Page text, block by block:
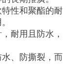
特性和聚酯的耐
耐用且防水，
水、防撕裂，而